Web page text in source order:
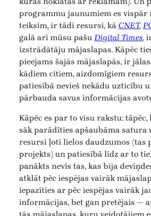
programmu jaunumiem es vispār
teiksim, ir tādi resursi, kā CNET,
galā arī mūsu pašu Digital Times,
izstrādātāju mājaslapas. Kāpēc
pieejams šajās mājaslapās, ir
kādiem citiem, aizdomīgiem
patiesībā nevieš nekādu uzticību
pārbauda savus informācijas
Kāpēc es par to visu rakstu:
sāk parādīties apšaubāma satura
resursi ļoti lielos daudzumos (tas
projekts) un patiesībā līdz ar to
panākts nevis tas, kas bija
atklāt pēc iespējas vairāk
iepazīties ar pēc iespējas vairāk
informācijas, bet gan pretējais —